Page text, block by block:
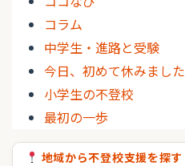
コラム
中学生・進路と受験
今日、初めて休みました
小学生の不登校
最初の一歩
地域から不登校支援を探す